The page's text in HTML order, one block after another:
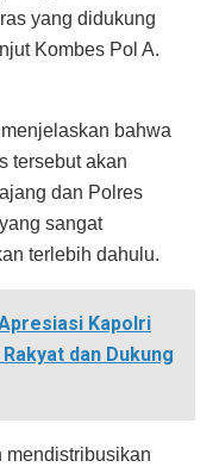
yang didukung
Kombes Pol A.
bahwa
tersebut akan
dan Polres
sangat
terlebih dahulu.
Kapolri
dan Dukung
mendistribusikan